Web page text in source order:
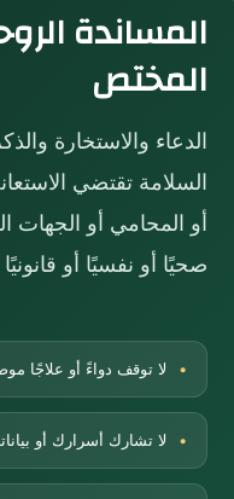
المساندة
المختص
الدعاء والاستخارة
السلامة تقتضي
أو المحامي أو الجهات
صحيًا أو نفسيًا أو
لا توقف دواءً أو علاجًا
لا تشارك أسرارك أو